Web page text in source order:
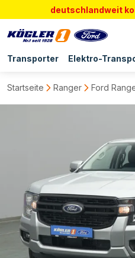
deutschlandweit
Transporter Elektro-
Startseite Ranger Ford